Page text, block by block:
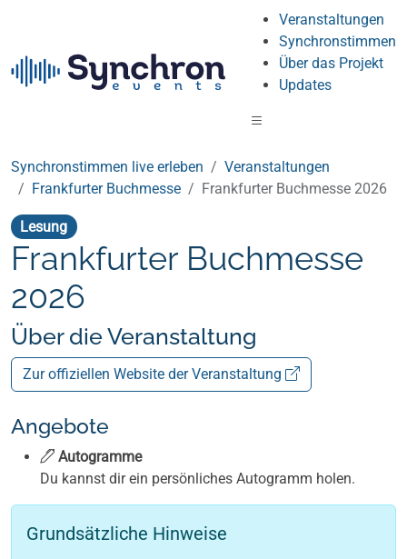
Veranstaltungen
Synchronstimmen
Über das Projekt
Updates
Synchronstimmen live erleben
Veranstaltungen
Frankfurter Buchmesse
Frankfurter Buchmesse 2026
Lesung
Frankfurter Buchmesse
2026
Über die Veranstaltung
Zur offiziellen Website der Veranstaltung
Angebote
Autogramme
Du kannst dir ein persönliches Autogramm holen.
Grundsätzliche Hinweise